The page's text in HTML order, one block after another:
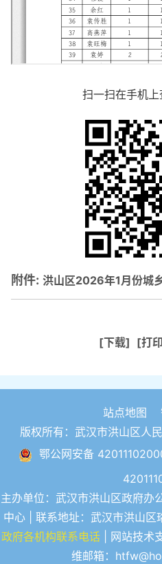
扫一扫在手机
附件: 洪山区2026年1月份城
[下载] [打
站点地图
版权所有：武汉市洪山区人
鄂公网安备
主办单位：武汉市洪山区政府办
中心 | 联系地址：武汉市洪山
政府各机构联系电话| 网站技术
维邮箱：